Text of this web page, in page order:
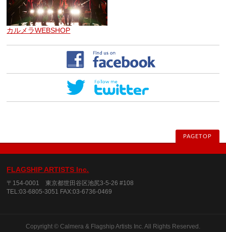
カルメラWEBSHOP
PAGETOP
FLAGSHIP ARTISTS Inc.
〒154-0001 東京都世田谷区池尻3-5-26 #108
TEL:03-6805-3051 FAX:03-6736-0469
Copyright © Calmera & Flagship Artists Inc. All Rights Reserved.